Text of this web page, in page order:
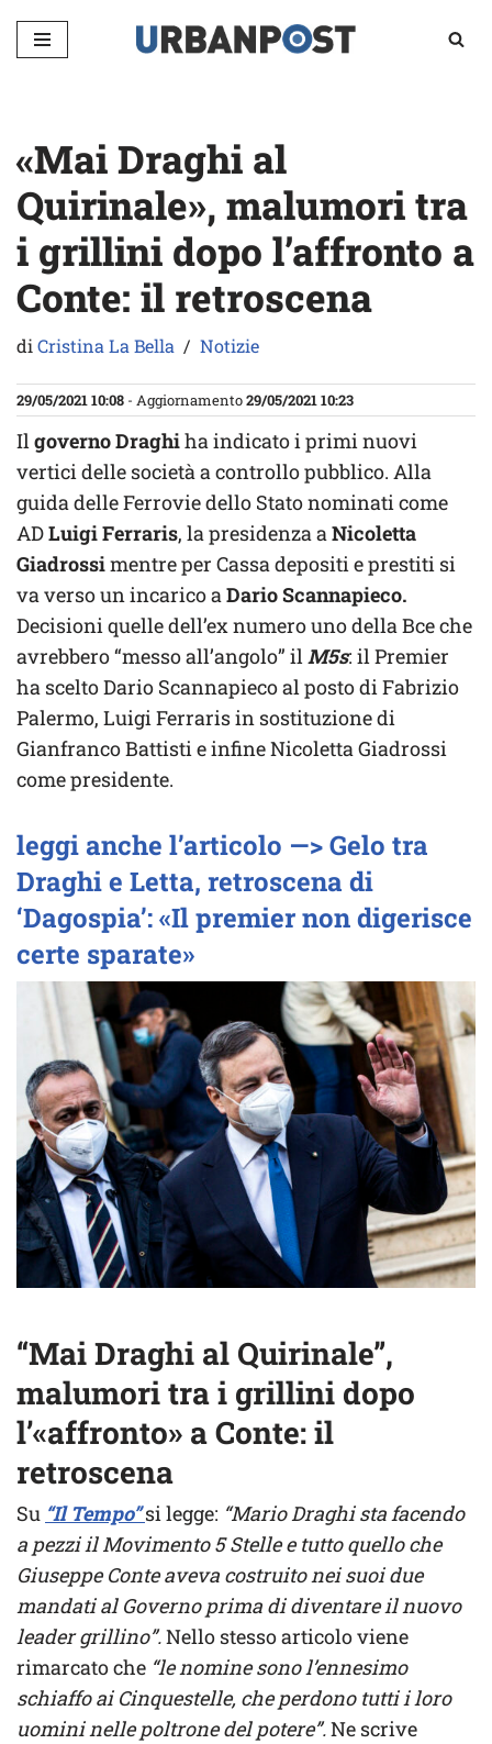
Vai
«Mai Draghi al
Quirinale», malumori tra
i grillini dopo l’affronto a
Conte: il retroscena
diCristina La Bella Notizie
29/05/2021 10:08 - Aggiornamento29/05/2021 10:23
Ilgoverno Draghiha indicato i primi nuovi
vertici delle società a controllo pubblico. Alla
guida delle Ferrovie dello Stato nominati come
ADLuigi Ferraris, la presidenza aNicoletta
Giadrossimentre per Cassa depositi e prestiti si
va verso un incarico aDario Scannapieco.
Decisioni quelle dell’ex numero uno della Bce che
avrebbero “messo all’angolo” ilM5s: il Premier
ha scelto Dario Scannapieco al posto di Fabrizio
Palermo, Luigi Ferraris in sostituzione di
Gianfranco Battisti e infine Nicoletta Giadrossi
come presidente.
leggi anche l’articolo —> Gelo tra
Draghi e Letta, retroscena di
‘Dagospia’: «Il premier non digerisce
certe sparate»
“Mai Draghi al Quirinale”,
malumori tra i grillini dopo
l’«affronto» a Conte: il
retroscena
Su “Il Tempo” si legge: “Mario Draghi sta facendo
a pezzi il Movimento 5 Stelle e tutto quello che
Giuseppe Conte aveva costruito nei suoi due
mandati al Governo prima di diventare il nuovo
leader grillino”.Nello stesso articolo viene
rimarcato che “le nomine sono l’ennesimo
schiaffo ai Cinquestelle, che perdono tutti i loro
uomini nelle poltrone del potere”.Ne scrive